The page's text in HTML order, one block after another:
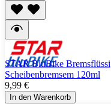
STAR BluBike
Scheibenbremsem 120ml
9,99 €
In den Warenkorb